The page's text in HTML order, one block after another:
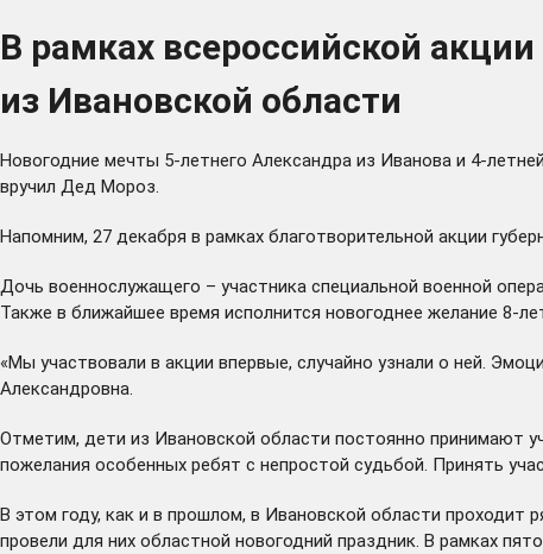
В рамках всероссийской
из Ивановской области
Новогодние мечты 5-летнего Александра из Иванова и 4-
вручил Дед Мороз.
Напомним, 27 декабря в рамках благотворительной акции
Дочь военнослужащего – участника специальной военной
Также в ближайшее время исполнится новогоднее желание 8-
«Мы участвовали в акции впервые, случайно узнали о ней.
Александровна.
Отметим, дети из Ивановской области постоянно принимают
пожелания особенных ребят с непростой судьбой. Принять
В этом году, как и в прошлом, в Ивановской области проходит
провели для них областной новогодний праздник. В рамках